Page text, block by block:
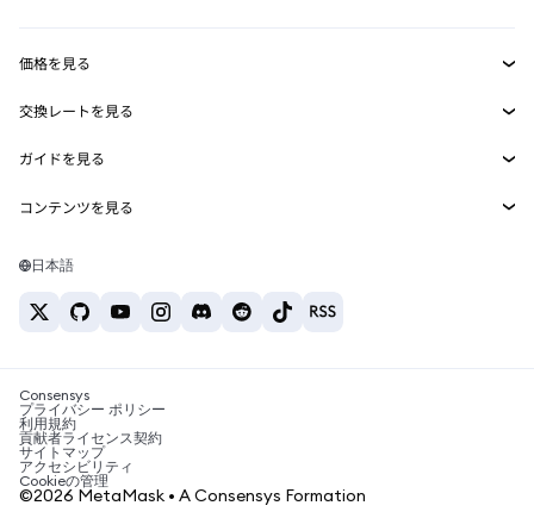
MetaMask Connect
Snaps
Web3サービス
セキュリティ
サポート
キャリア
お問い合わせ
価格を見る
イーサリアムの価格
Solanaの価格
Tetherの価格
交換レートを見る
ETH→USD
USDT→INR
BTC→INR
ETH→USDT
ガイドを見る
ETHの購入
USDTの購入
SHIBの購入
BNBの購入
コンテンツを見る
Solanaウォレット
税制関連ニュース
暗号資産の購入方法は？
ビットコインを売るには？
日本語
Consensys
プライバシー ポリシー
利用規約
貢献者ライセンス契約
サイトマップ
アクセシビリティ
Cookieの管理
©2026 MetaMask • A Consensys Formation